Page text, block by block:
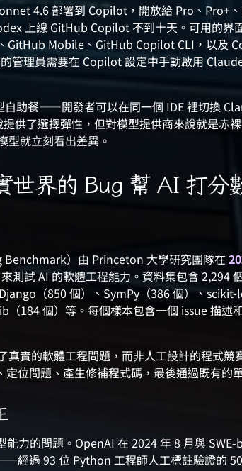
4.6 部署到 Copilot，開放給 Pro、Pro+
上線 GitHub Copilot 不到十天。可用的界
GitHub Mobile、GitHub Copilot CLI，以及
管理員需要在 Copilot 設定中手動啟用
助餐——開發者可以在同一個 IDE 裡切換
供了選擇彈性，但對模型提供商來說就是赤
型就立刻看出差異。
世界的 Bug 幫 AI 打分
）由 Princeton 大學研究團隊在
測試 AI 的軟體工程能力。資料集包含 2,294
（850 個）、SymPy（386 個）、
184 個）等。每個樣本包含一個 issue 描述
真實的軟體工程問題，而非人工設計的程式競
位問題、產生修補程式碼，最後通過既有的
力的問題。OpenAI 在 2024 年 8 月與
經過 93 位 Python 工程師人工標註驗證的